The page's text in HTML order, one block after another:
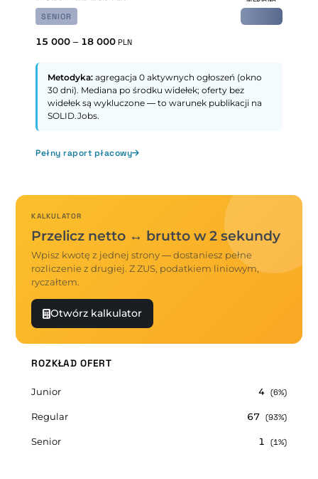
SENIOR
15 000 – 18 000 PLN
Metodyka: agregacja 0 aktywnych ogłoszeń (okno
30 dni). Mediana po środku widełek; oferty bez
widełek są wykluczone — to warunek publikacji na
SOLID.Jobs.
Pełny raport płacowy
KALKULATOR
Przelicz netto ↔ brutto w 2 sekundy
Wpisz kwotę z jednej strony — dostaniesz pełne
rozliczenie z drugiej. Z ZUS, podatkiem liniowym,
ryczałtem.
Otwórz kalkulator
ROZKŁAD OFERT
Junior 4 (6%)
Regular 67 (93%)
Senior 1 (1%)